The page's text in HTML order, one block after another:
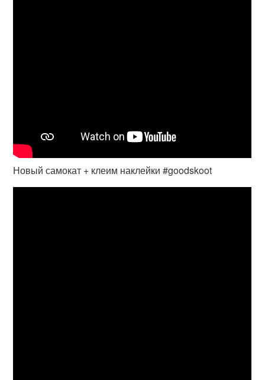
Новый самокат + клеим наклейки #goodskoot